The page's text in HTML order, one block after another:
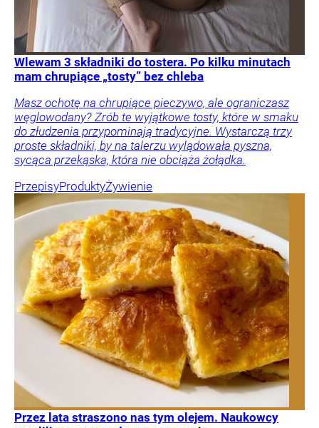
Wlewam 3 składniki do tostera. Po kilku minutach
mam chrupiące „tosty” bez chleba
Masz ochotę na chrupiące pieczywo, ale ograniczasz
węglowodany? Zrób te wyjątkowe tosty, które w smaku
do złudzenia przypominają tradycyjne. Wystarczą trzy
proste składniki, by na talerzu wylądowała pyszna,
sycąca przekąska, która nie obciąża żołądka.
PrzepisyProduktyŻywienie
Przez lata straszono nas tym olejem. Naukowcy